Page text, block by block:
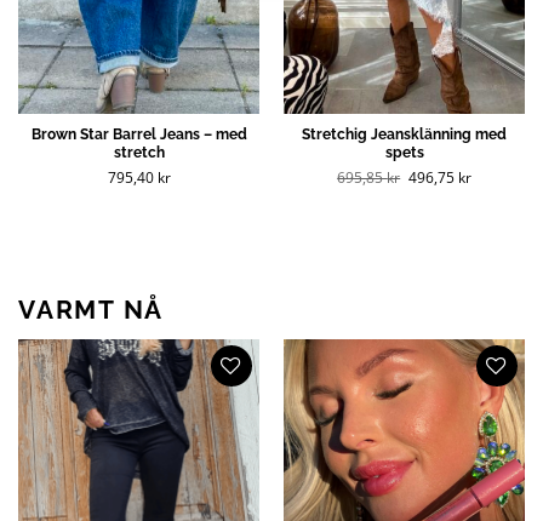
Brown Star Barrel Jeans – med
stretch
795,40 kr
Stretchig Jeansklänning med
spets
695,85kr Opprinnelig
pris
496,75 kr
VARMT NÅ